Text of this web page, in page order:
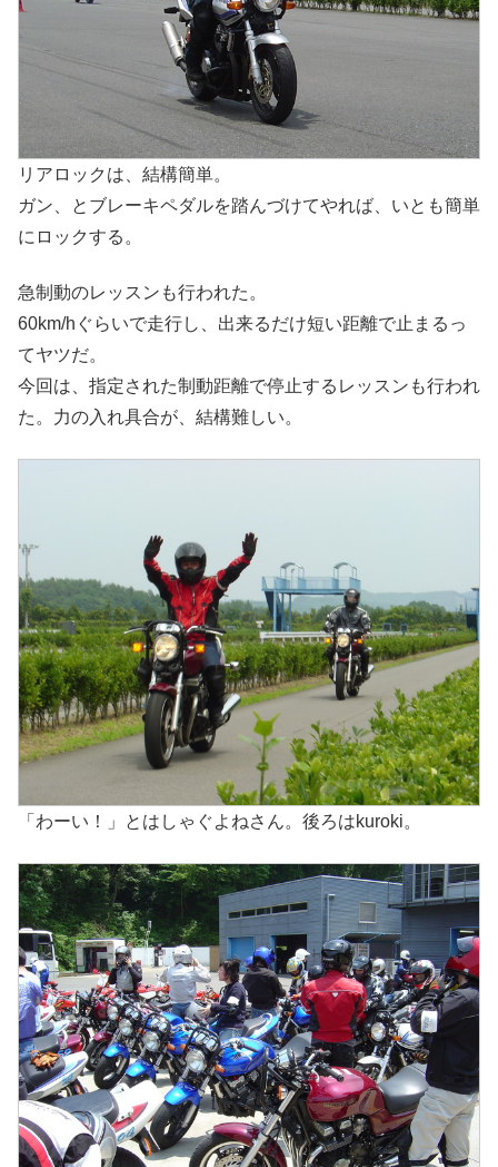
リアロックは、結構簡単。
ガン、とブレーキペダルを踏んづけてやれば、いとも簡単
にロックする。
急制動のレッスンも行われた。
60km/hぐらいで走行し、出来るだけ短い距離で止まるっ
てヤツだ。
今回は、指定された制動距離で停止するレッスンも行われ
た。力の入れ具合が、結構難しい。
「わーい！」とはしゃぐよねさん。後ろはkuroki。